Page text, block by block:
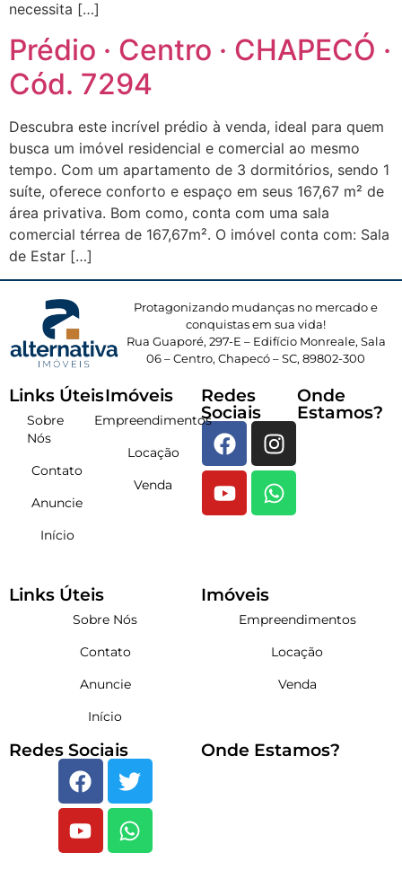
necessita […]
Prédio · Centro · CHAPECÓ ·
Cód. 7294
Descubra este incrível prédio à venda, ideal para quem
busca um imóvel residencial e comercial ao mesmo
tempo. Com um apartamento de 3 dormitórios, sendo 1
suíte, oferece conforto e espaço em seus 167,67 m² de
área privativa. Bom como, conta com uma sala
comercial térrea de 167,67m². O imóvel conta com: Sala
de Estar […]
Protagonizando mudanças no mercado e
conquistas em sua vida!
Rua Guaporé, 297-E – Edifício Monreale, Sala
06 – Centro, Chapecó – SC, 89802-300
Links Úteis
Sobre
Nós
Contato
Anuncie
Início
Imóveis
Empreendimentos
Locação
Venda
Redes
Sociais
Onde
Estamos?
Links Úteis
Sobre Nós
Contato
Anuncie
Início
Imóveis
Empreendimentos
Locação
Venda
Redes Sociais Onde Estamos?